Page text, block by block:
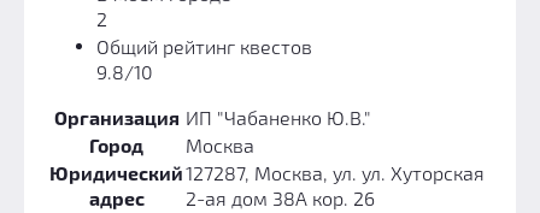
Новости
Добавить квест
Партнерам
2
Общий рейтинг квестов
9.8/10
Организация ИП "Чабаненко Ю.В."
Город
Москва
Юридический
адрес
127287, Москва, ул. ул. Хуторская
2-ая дом 38А кор. 26